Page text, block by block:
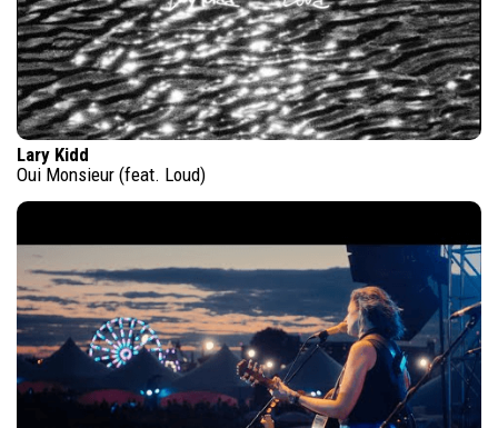
Lary Kidd
Oui Monsieur (feat. Loud)